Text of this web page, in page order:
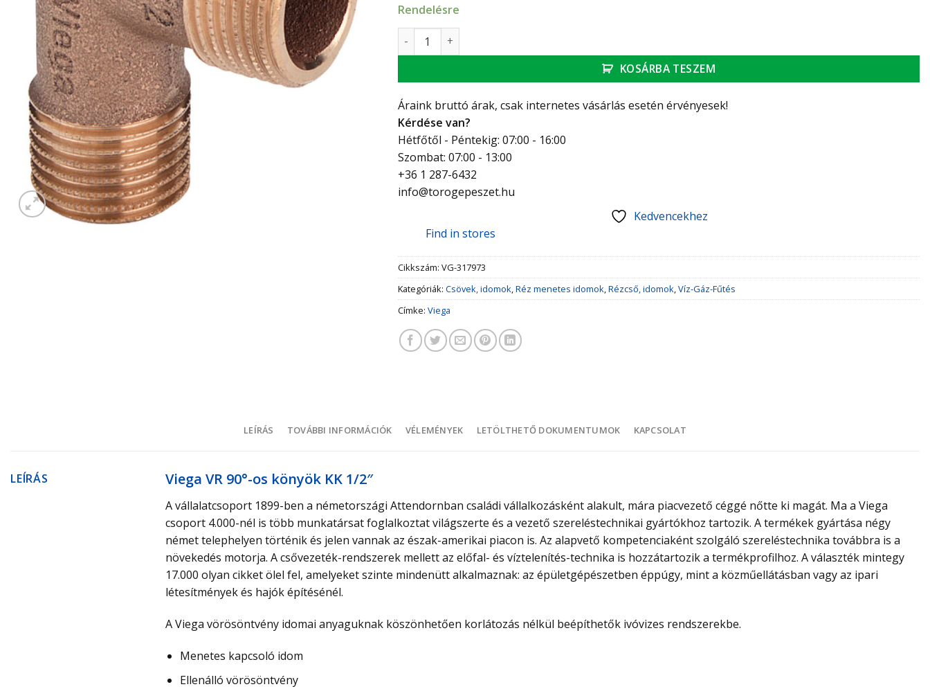
Rendelésre
Viega VR könyök KK 1/2 " mennyiség
KOSÁRBA TESZEM
Áraink bruttó árak, csak internetes vásárlás esetén érvényesek!
Kérdése van?
Hétfőtől - Péntekig: 07:00 - 16:00
Szombat: 07:00 - 13:00
+36 1 287-6432
info@torogepeszet.hu
Kedvencekhez
Find in stores
Cikkszám: VG-317973
Kategóriák: Csövek, idomok Réz menetes idomok Rézcső, idomok Víz-Gáz-Fűtés
Címke: Viega
LEÍRÁS TOVÁBBI INFORMÁCIÓK VÉLEMÉNYEK LETÖLTHETŐ DOKUMENTUMOK KAPCSOLAT
LEÍRÁS Viega VR 90°-os könyök KK 1/2″
A vállalatcsoport 1899-ben a németországi Attendornban családi vállalkozásként alakult, mára piacvezető céggé nőtte ki magát. Ma a Viega
csoport 4.000-nél is több munkatársat foglalkoztat világszerte és a vezető szereléstechnikai gyártókhoz tartozik. A termékek gyártása négy
német telephelyen történik és jelen vannak az észak-amerikai piacon is. Az alapvető kompetenciaként szolgáló szereléstechnika továbbra is a
növekedés motorja. A csővezeték-rendszerek mellett az előfal- és víztelenítés-technika is hozzátartozik a termékprofilhoz. A választék mintegy
17.000 olyan cikket ölel fel, amelyeket szinte mindenütt alkalmaznak: az épületgépészetben éppúgy, mint a közműellátásban vagy az ipari
létesítmények és hajók építésénél.
A Viega vörösöntvény idomai anyaguknak köszönhetően korlátozás nélkül beépíthetők ivóvizes rendszerekbe.
Menetes kapcsoló idom
Ellenálló vörösöntvény